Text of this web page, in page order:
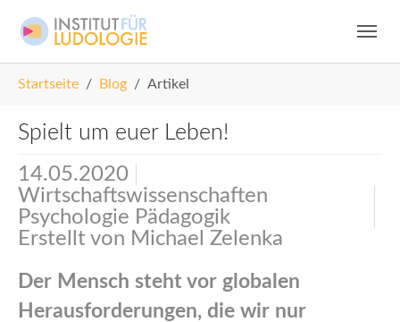
Sie sind hier:
Startseite Blog Artikel
Spielt um euer Leben!
14.05.2020
Wirtschaftswissenschaften
Psychologie Pädagogik
Erstellt von Michael Zelenka
Der Mensch steht vor globalen
Herausforderungen, die wir nur